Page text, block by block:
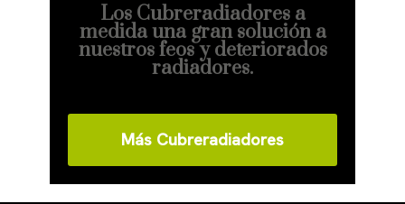
Los Cubreradiadores a
medida una gran solución a
nuestros feos y deteriorados
radiadores.
Más Cubreradiadores